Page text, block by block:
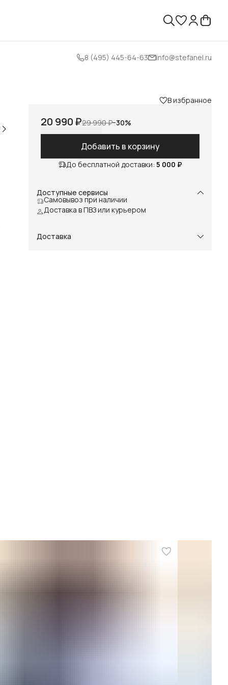
8 (495) 445-64-63 info@stefanel.ru
В избранное
20 990 ₽29 990 ₽−30%
Добавить в корзину
До бесплатной доставки: 5 000 ₽
Доступные сервисы
Самовывоз при наличии
Доставка в ПВЗ или курьером
Доставка